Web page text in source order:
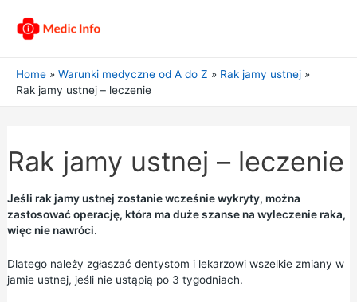
Home Warunki medyczne od A do Z
Rak jamy ustnej
Rak jamy ustnej – leczenie
Rak jamy ustnej – leczenie
Jeśli rak jamy ustnej zostanie wcześnie wykryty, można
zastosować operację, która ma duże szanse na wyleczenie raka,
więc nie nawróci.
Dlatego należy zgłaszać dentystom i lekarzowi wszelkie zmiany w
jamie ustnej, jeśli nie ustąpią po 3 tygodniach.